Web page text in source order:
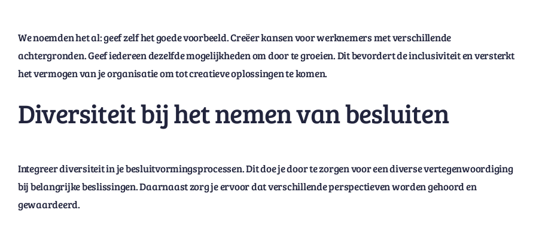
We noemden het al: geef zelf het goede voorbeeld. Creëer kansen voor werknemers met verschillende
achtergronden. Geef iedereen dezelfde mogelijkheden om door te groeien. Dit bevordert de inclusiviteit en versterkt
het vermogen van je organisatie om tot creatieve oplossingen te komen.
Diversiteit bij het nemen van besluiten
Integreer diversiteit in je besluitvormingsprocessen. Dit doe je door te zorgen voor een diverse vertegenwoordiging
bij belangrijke beslissingen. Daarnaast zorg je ervoor dat verschillende perspectieven worden gehoord en
gewaardeerd.